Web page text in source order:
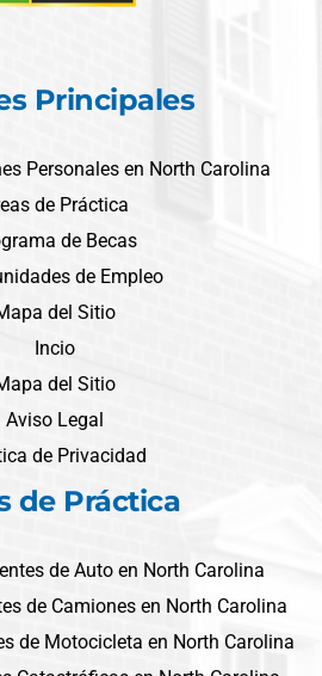
Principales
Personales en North Carolina
de Práctica
de Becas
de Empleo
del Sitio
Incio
del Sitio
Aviso Legal
de Privacidad
de Práctica
de Auto en North Carolina
de Camiones en North Carolina
de Motocicleta en North Carolina